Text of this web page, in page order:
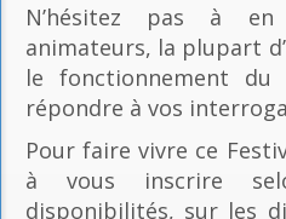
N’hésitez pas à
animateurs, la plupart
le fonctionnement
répondre à vos
Pour faire vivre ce
à vous inscrire
disponibilités, sur les